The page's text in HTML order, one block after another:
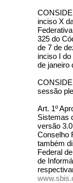
inciso X
325 do
de 7 de
inciso I do
de janeiro
sessão
Art. 1º
Sistemas
versão
Conselho
também
Federal
de